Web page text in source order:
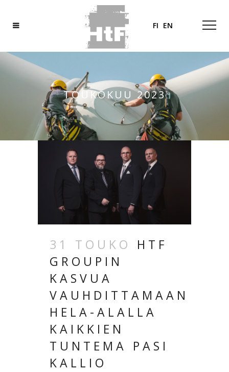
FI EN
TOUKOKUU 2023
31 TOUKO
HTF
GROUPIN
KASVUA
VAUHDITTAMAAN
HELA-ALALLA
KAIKKIEN
TUNTEMA PASI
KALLIO